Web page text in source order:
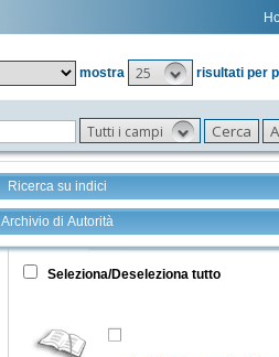
mostra
25 risultati per
Tutti i campi
Ricerca su indici
Archivio di Autorità
Tutto +
Seleziona/Deseleziona tutto